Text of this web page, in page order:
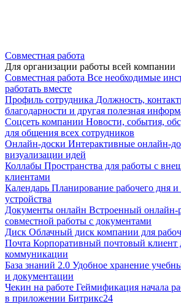
Совместная работа
Для организации работы всей компании
Совместная работа Все необходимые
работать вместе
Профиль сотрудника Должность,
благодарности и другая полезная
Соцсеть компании Новости, события,
для общения всех сотрудников
Онлайн-доски Интерактивные онлайн-
визуализации идей
Коллабы Пространства для работы с
клиентами
Календарь Планирование рабочего дня и
устройства
Документы онлайн Встроенный онлайн-
совместной работы с документами
Диск Облачный диск компании для
Почта Корпоративный почтовый клиент
коммуникации
База знаний 2.0 Удобное хранение
и документации
Чекин на работе Геймификация начала
в приложении Битрикс24